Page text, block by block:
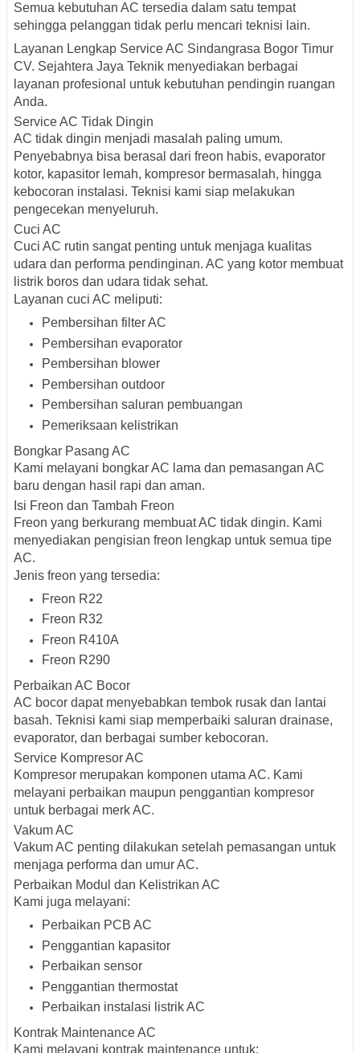
Semua kebutuhan AC tersedia dalam satu tempat
sehingga pelanggan tidak perlu mencari teknisi lain.
Layanan Lengkap Service AC Sindangrasa Bogor Timur
CV. Sejahtera Jaya Teknik menyediakan berbagai
layanan profesional untuk kebutuhan pendingin ruangan
Anda.
Service AC Tidak Dingin
AC tidak dingin menjadi masalah paling umum.
Penyebabnya bisa berasal dari freon habis, evaporator
kotor, kapasitor lemah, kompresor bermasalah, hingga
kebocoran instalasi. Teknisi kami siap melakukan
pengecekan menyeluruh.
Cuci AC
Cuci AC rutin sangat penting untuk menjaga kualitas
udara dan performa pendinginan. AC yang kotor membuat
listrik boros dan udara tidak sehat.
Layanan cuci AC meliputi:
Pembersihan filter AC
Pembersihan evaporator
Pembersihan blower
Pembersihan outdoor
Pembersihan saluran pembuangan
Pemeriksaan kelistrikan
Bongkar Pasang AC
Kami melayani bongkar AC lama dan pemasangan AC
baru dengan hasil rapi dan aman.
Isi Freon dan Tambah Freon
Freon yang berkurang membuat AC tidak dingin. Kami
menyediakan pengisian freon lengkap untuk semua tipe
AC.
Jenis freon yang tersedia:
Freon R22
Freon R32
Freon R410A
Freon R290
Perbaikan AC Bocor
AC bocor dapat menyebabkan tembok rusak dan lantai
basah. Teknisi kami siap memperbaiki saluran drainase,
evaporator, dan berbagai sumber kebocoran.
Service Kompresor AC
Kompresor merupakan komponen utama AC. Kami
melayani perbaikan maupun penggantian kompresor
untuk berbagai merk AC.
Vakum AC
Vakum AC penting dilakukan setelah pemasangan untuk
menjaga performa dan umur AC.
Perbaikan Modul dan Kelistrikan AC
Kami juga melayani:
Perbaikan PCB AC
Penggantian kapasitor
Perbaikan sensor
Penggantian thermostat
Perbaikan instalasi listrik AC
Kontrak Maintenance AC
Kami melayani kontrak maintenance untuk: